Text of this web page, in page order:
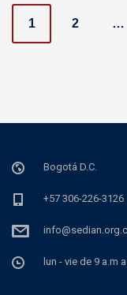
P
t
s
n
a
v
1 2 …
Bogotá D.C.
+57 306-226-3126
lun - vie de 9 a.m